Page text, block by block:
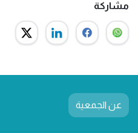
مشاركة
عن الجمعية